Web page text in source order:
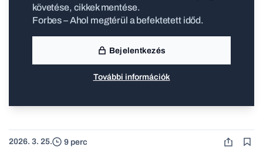
követése, cikkek mentése.
Forbes – Ahol megtérül a befektetett időd.
Bejelentkezés
További információk
2026. 3. 25. 9 perc